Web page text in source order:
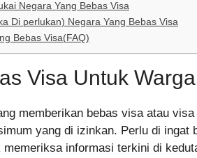
Negara Yang Bebas Visa
Di perlukan) Negara Yang Bebas Visa
Bebas Visa(FAQ)
Visa Untuk
memberikan bebas visa atau
yang di izinkan. Perlu di ingat
informasi terkini di